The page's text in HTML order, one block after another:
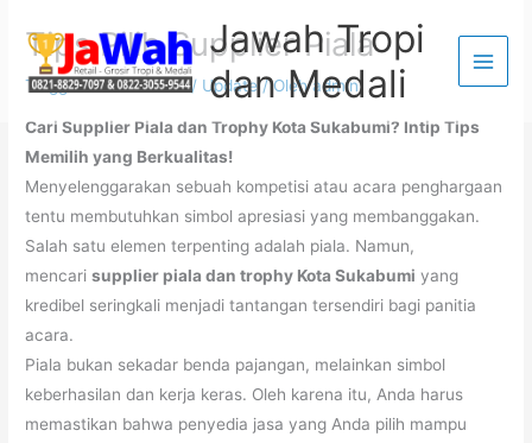
konten
Jawah Tropi
dan Medali
Tips Pilih Supplier Piala
Tinggalkan Komentar / Update/ Olehadmin
Cari Supplier Piala dan Trophy Kota Sukabumi? Intip Tips
Memilih yang Berkualitas!
Menyelenggarakan sebuah kompetisi atau acara penghargaan
tentu membutuhkan simbol apresiasi yang membanggakan.
Salah satu elemen terpenting adalah piala. Namun,
mencarisupplier piala dan trophy Kota Sukabumi yang
kredibel seringkali menjadi tantangan tersendiri bagi panitia
acara.
Piala bukan sekadar benda pajangan, melainkan simbol
keberhasilan dan kerja keras. Oleh karena itu, Anda harus
memastikan bahwa penyedia jasa yang Anda pilih mampu